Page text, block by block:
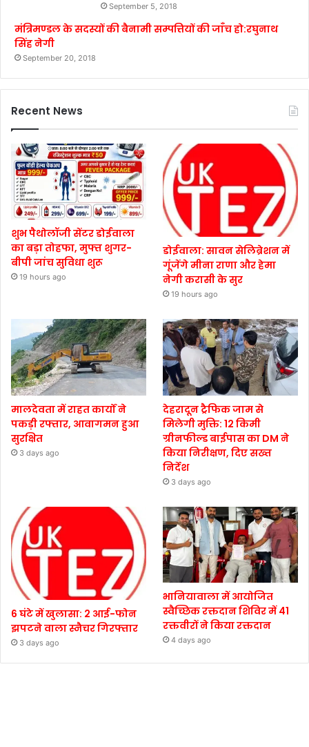
September 5, 2018
मंत्रिमण्डल के सदस्यों की बैनामी सम्पत्तियों की जाँच हो:रघुनाथ
सिंह नेगी
September 20, 2018
Recent News
शुभ पैथोलॉजी सेंटर डोईवाला
का बड़ा तोहफा, मुफ्त शुगर-
बीपी जांच सुविधा शुरू
19 hours ago
डोईवाला: सावन सेलिब्रेशन में
गूंजेंगे मीना राणा और हेमा
नेगी करासी के सुर
19 hours ago
मालदेवता में राहत कार्यों ने
पकड़ी रफ्तार, आवागमन हुआ
सुरक्षित
3 days ago
देहरादून ट्रैफिक जाम से
मिलेगी मुक्ति: 12 किमी
ग्रीनफील्ड बाईपास का DM ने
किया निरीक्षण, दिए सख्त
निर्देश
3 days ago
6 घंटे में खुलासा: 2 आई-फोन
झपटने वाला स्नैचर गिरफ्तार
3 days ago
भानियावाला में आयोजित
स्वैच्छिक रक्तदान शिविर में 41
रक्तवीरों ने किया रक्तदान
4 days ago